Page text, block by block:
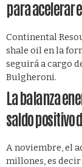
para acelerar
Continental
shale oil en la
seguirá a cargo
Bulgheroni.
La balanza
saldo positivo
A noviembre, el
millones, es